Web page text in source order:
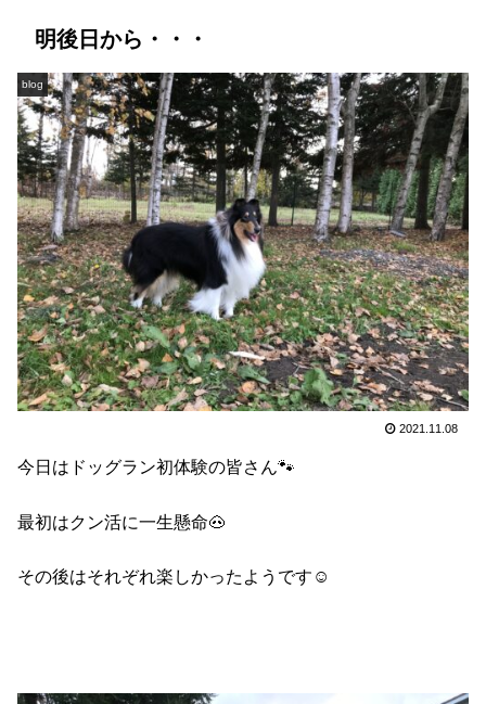
明後日から・・・
blog
2021.11.08
今日はドッグラン初体験の皆さん🐾
最初はクン活に一生懸命🐽
その後はそれぞれ楽しかったようです☺️